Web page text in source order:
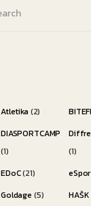
Atletika (2)
DIASPORTCAMP
(1)
(1)
EDoC(21)
Goldage (5)